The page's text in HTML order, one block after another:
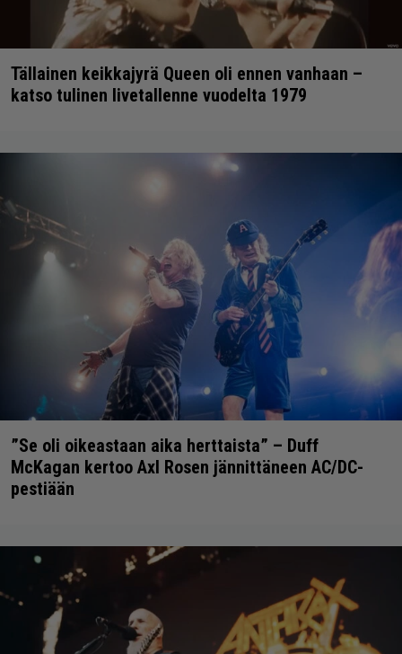
Tällainen keikkajyrä Queen oli ennen vanhaan –
katso tulinen livetallenne vuodelta 1979
”Se oli oikeastaan aika herttaista” – Duff
McKagan kertoo Axl Rosen jännittäneen AC/DC-
pestiään